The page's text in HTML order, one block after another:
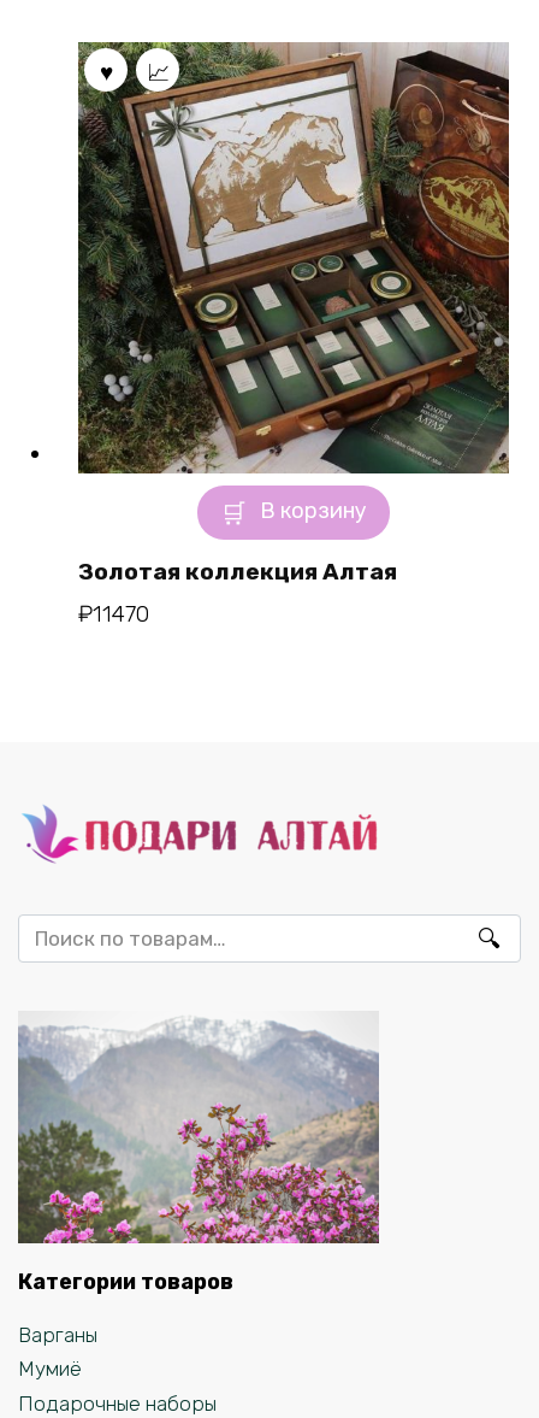
В корзину
Золотая коллекция Алтая
₽11470
Искать:
Категории товаров
Варганы
Мумиё
Подарочные наборы